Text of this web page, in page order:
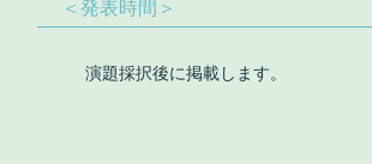
＜発表時間＞
演題採択後に掲載します。